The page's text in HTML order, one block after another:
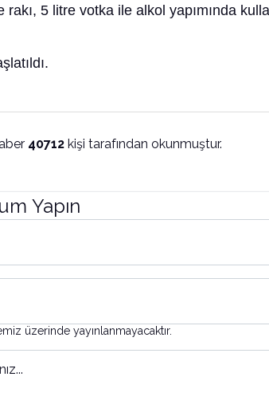
5 litre votka ile alkol yapımında
40712kişi tarafından okunmuştur.
Yapın
üzerinde yayınlanmayacaktır.